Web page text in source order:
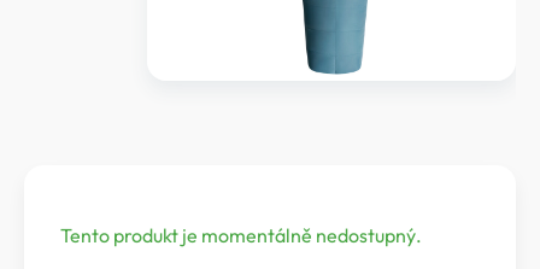
Tento produkt je momentálně nedostupný.